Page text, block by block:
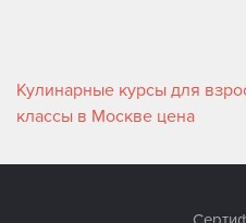
Кулинарные курсы для
классы в Москве цена